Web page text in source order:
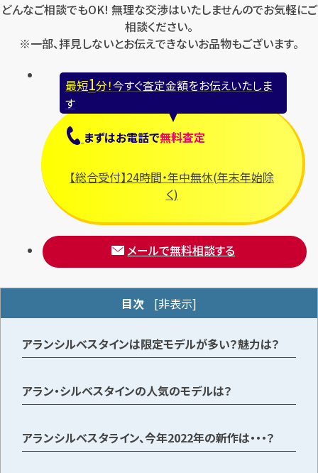
最短1 分！今すぐ査定金額をお伝えいたします
まずはお電話で無料査定
【総合受付】24時間・年中無休(年末年始除く)
メールで無料相談する
どんなご相談でもOK! 無理な交渉はいたしませんのでお気軽にご
相談ください。
※一部、拝見しないとお伝えできないお品物もございます。
最短1分！今すぐ査定金額をお伝えいたしま
す
まずはお電話で無料査定
【総合受付】24時間・年中無休(年末年始除
く)
メールで無料相談する
目次 [非表示]
アランシルベスタインは限定モデルが多い？魅力は？
アラン・シルベスタインの人気のモデルは？
アランシルベスタライン、今年2022年の新作は・・・？